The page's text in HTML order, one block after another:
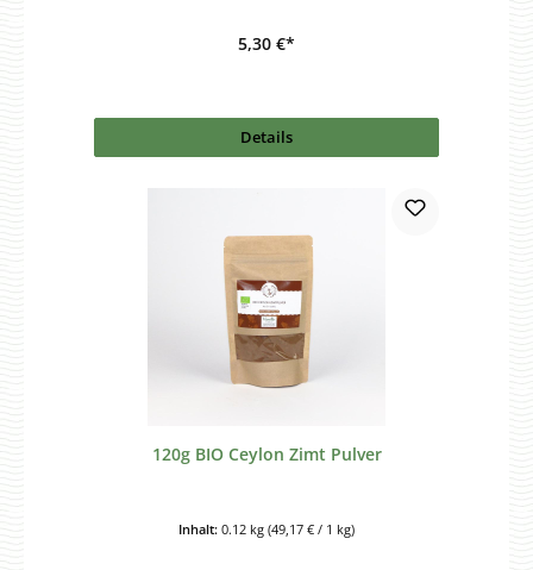
5,30 €*
Details
120g BIO Ceylon Zimt Pulver
Inhalt: 0.12 kg (49,17 € / 1 kg)